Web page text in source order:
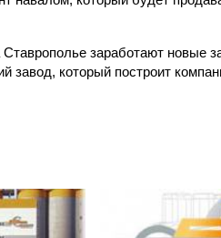
заработают новые
завод, который построит